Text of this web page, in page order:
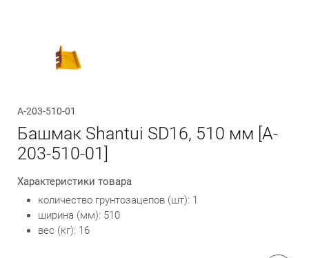
A-203-510-01
Башмак Shantui SD16, 510 мм [A-
203-510-01]
Характеристики товара
количество грунтозацепов (шт): 1
ширина (мм): 510
вес (кг): 16